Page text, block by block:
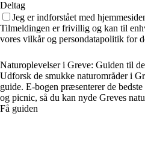
Deltag
Jeg er indforstået med
Tilmeldingen er frivillig og kan til
vores vilkår og persondatapolitik for
Naturoplevelser i Greve: Guiden til
Udforsk de smukke naturområder i
guide. E-bogen præsenterer de
og picnic, så du kan nyde Greves
Få guiden